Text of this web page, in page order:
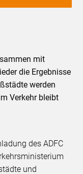
mit
die Ergebnisse
werden
Verkehr bleibt
des ADFC
und